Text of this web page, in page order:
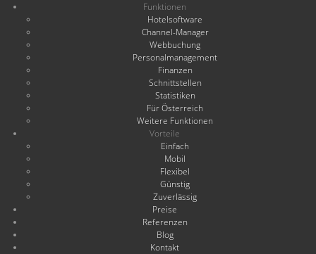
Funktionen
Hotelsoftware
Channel-Manager
Webbuchung
Personalmanagement
Finanzen
Schnittstellen
Statistiken
Für Österreich
Weitere Funktionen
Vorteile
Einfach
Mobil
Flexibel
Günstig
Zuverlässig
Preise
Referenzen
Blog
Kontakt